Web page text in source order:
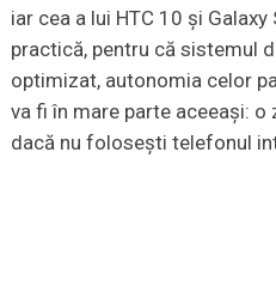
iar cea a lui HTC 10 și
practică, pentru că sistemul
optimizat, autonomia celor
va fi în mare parte aceeaşi: o
dacă nu foloseşti telefonul